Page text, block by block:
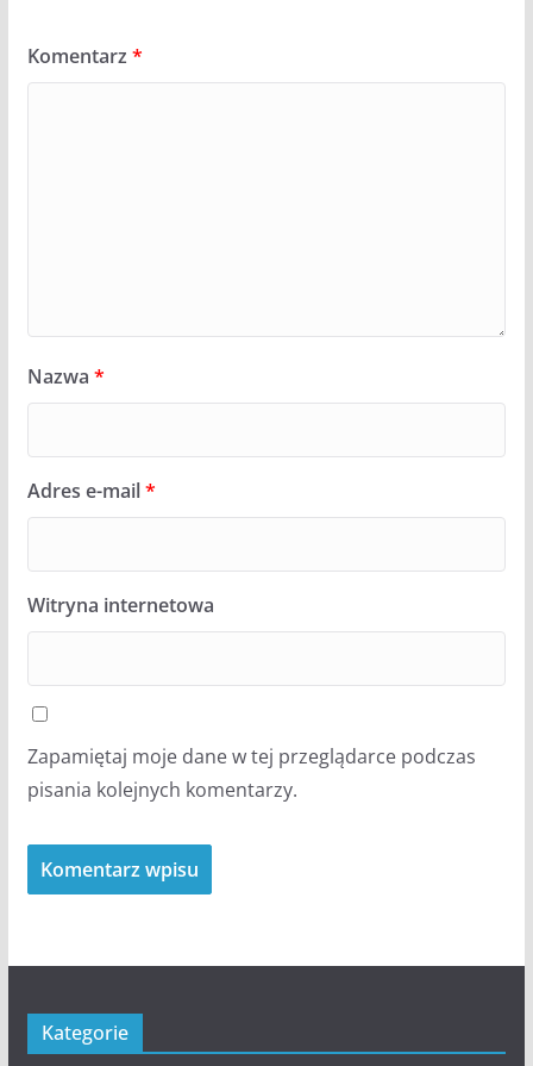
Komentarz *
Nazwa *
Adres e-mail*
Witryna internetowa
Zapamiętaj moje dane w tej przeglądarce podczas
pisania kolejnych komentarzy.
Kategorie